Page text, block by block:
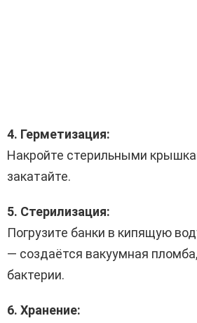
4. Герметизация:
Накройте стерильными
закатайте.
5. Стерилизация:
Погрузите банки в кипящую
— создаётся вакуумная
бактерии.
6. Хранение: